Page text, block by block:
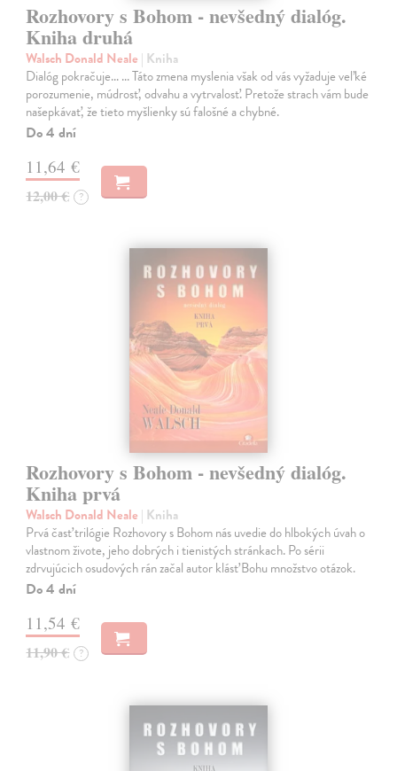
Rozhovory s Bohom - nevšedný dialóg.
Kniha druhá
Walsch Donald Neale | Kniha
Dialóg pokračuje... ... Táto zmena myslenia však od vás vyžaduje veľké
porozumenie, múdrosť, odvahu a vytrvalosť. Pretože strach vám bude
našepkávať, že tieto myšlienky sú falošné a chybné.
Do 4 dní
11,64 €
12,00 € ?
Rozhovory s Bohom - nevšedný dialóg.
Kniha prvá
Walsch Donald Neale | Kniha
Prvá časť trilógie Rozhovory s Bohom nás uvedie do hlbokých úvah o
vlastnom živote, jeho dobrých i tienistých stránkach. Po sérii
zdrvujúcich osudových rán začal autor klásť Bohu množstvo otázok.
Do 4 dní
11,54 €
11,90 € ?